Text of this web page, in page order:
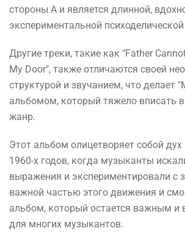
стороны A и является длинной,
экспериментальной
Другие треки, такие как "Father
My Door", также отличаются своей
структурой и звучанием, что делает
альбомом, который тяжело вписать
жанр.
Этот альбом олицетворяет собой
1960-х годов, когда музыканты
выражения и экспериментировали с
важной частью этого движения и
альбом, который остается важным
для многих музыкантов.